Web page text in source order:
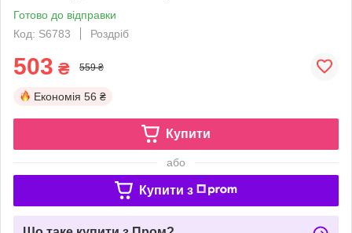
Готово до відправки
Код: S6783
Роздріб
503 ₴ 559 ₴
Економія 56 ₴
Купити
або
Купити з